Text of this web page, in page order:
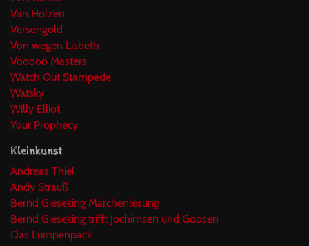
Van Holzen
Versengold
Von wegen Lisbeth
Voodoo Masters
Watch Out Stampede
Watsky
Willy Elliot
Your Prophecy
Kleinkunst
Andreas Thiel
Andy Strauß
Bernd Gieseking Märchenlesung
Bernd Gieseking trifft Jochimsen und Goosen
Das Lumpenpack